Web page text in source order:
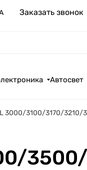
Заказать звонок
Автосвет
3000/3100/3170/